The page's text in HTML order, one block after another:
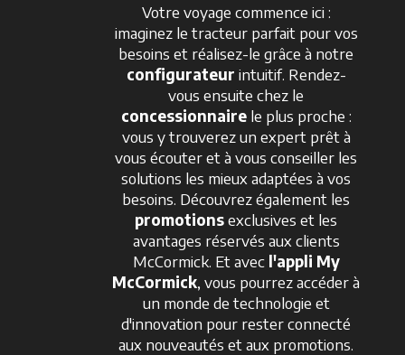
Votre voyage commence ici :
imaginez le tracteur parfait pour vos
besoins et réalisez-le grâce à notre
configurateur intuitif. Rendez-
vous ensuite chez le
concessionnairele plus proche :
vous y trouverez un expert prêt à
vous écouter et à vous conseiller les
solutions les mieux adaptées à vos
besoins. Découvrez également les
promotionsexclusives et les
avantages réservés aux clients
McCormick. Et avec l'appli My
McCormick, vous pourrez accéder à
un monde de technologie et
d'innovation pour rester connecté
aux nouveautés et aux promotions.